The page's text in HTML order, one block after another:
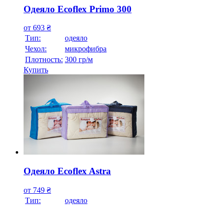
Одеяло Ecoflex Primo 300
от 693 ₴
Тип:
одеяло
Чехол:
микрофибра
Плотность: 300 гр/м
Купить
Одеяло Ecoflex Astra
от 749 ₴
Тип:
одеяло